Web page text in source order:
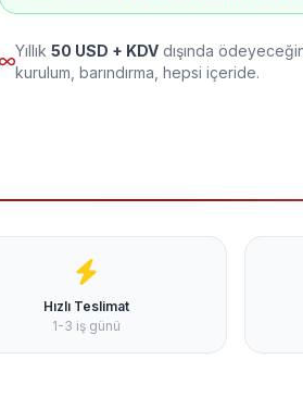
Yıllık 50 USD + KDV dışında
kurulum, barındırma, hepsi içeride.
Hızlı Teslimat
1-3 iş günü